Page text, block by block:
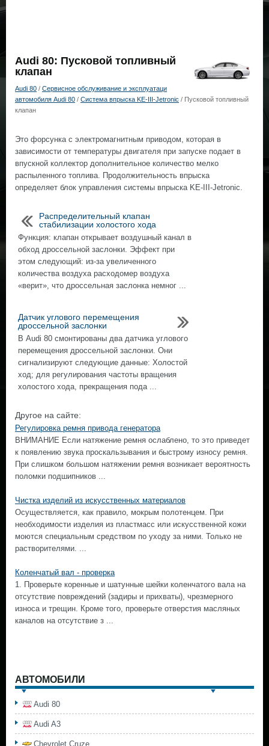
Audi 80: Пусковой топливный
клапан
Audi 80 / Сервисное обслуживание и эксплуатаци
автомобиля Audi 80 / Система впрыска KE-III-Jetronic / Пусковой топливный
клапан
Это форсунка с электромагнитным приводом, которая в
зависимости от температуры двигателя при запуске подает в
впускной коллектор дополнительное количество мелко
распыленного топлива. Продолжительность впрыска
определяет блок управления системы впрыска KE-III-Jetronic.
Распределительный клапан
стабилизации холостого хода
Функция: клапан открывает воздушный канал в
обход дроссельной заслонки. Эффект при
этом следующий: из-за увеличенного
количества воздуха расходомер воздуха
«верит», что дроссельная заслонка немног ...
Датчик углового перемещения
дроссельной заслонки
В Audi 80 смонтированы два датчика углового
перемещения дроссельной заслонки. Они
сигнализируют следующие данные: Холостой
ход; для регулирования частоты вращения
холостого хода, прекращения пода ...
Другое на сайте:
Регулировка ремня привода генератора
ВНИМАНИЕ Если натяжение ремня ослаблено, то это приведет
к появлению звука проскальзывания и быстрому износу ремня.
При слишком большом натяжении ремня возникает вероятность
поломки подшипников ...
Чистка изделий из искусственных материалов
Осуществляется, как правило, мокрым полотенцем. При
необходимости изделия из пластмасс или искусственной кожи
моются специальным средством по уходу за ними. Только не
растворителями. ...
Коленчатый вал - проверка
1. Проверьте коренные и шатунные шейки коленчатого вала на
отсутствие повреждений (задиры и прихваты), чрезмерного
износа и трещин. Кроме того, проверьте отверстия масляных
каналов на отсутствие з ...
АВТОМОБИЛИ
Audi 80
Audi A3
Chevrolet Cruze